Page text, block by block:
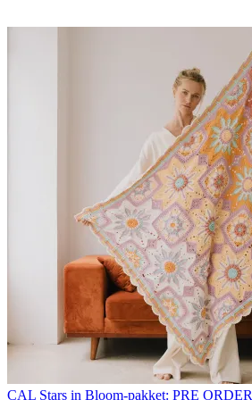
CAL Stars in Bloom-pakket: PRE ORDER